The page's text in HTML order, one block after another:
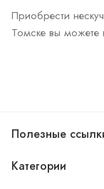
Приобрести
Томске вы можете
Полезные
Категории